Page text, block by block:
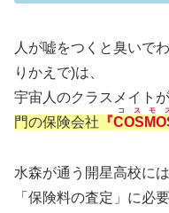
人が嘘をつくと臭いで
りかえで)は、
宇宙人のクラスメイト
門の保険会社 『
コスモ
水森が通う開星高校に
「保険料の査定」に必